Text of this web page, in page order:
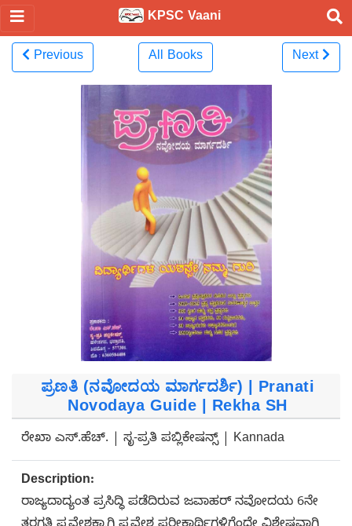
KPSC Vaani
Previous All Books Next
ಪ್ರಣತಿ (ನವೋದಯ ಮಾರ್ಗದರ್ಶಿ) | Pranati
Novodaya Guide | Rekha SH
ರೇಖಾ ಎಸ್.ಹೆಚ್. | ಸೃ-ಪ್ರತಿ ಪಬ್ಲಿಕೇಷನ್ಸ್ | Kannada
Description:
ರಾಜ್ಯದಾದ್ಯಂತ ಪ್ರಸಿದ್ಧಿ ಪಡೆದಿರುವ ಜವಾಹರ್ ನವೋದಯ 6ನೇ